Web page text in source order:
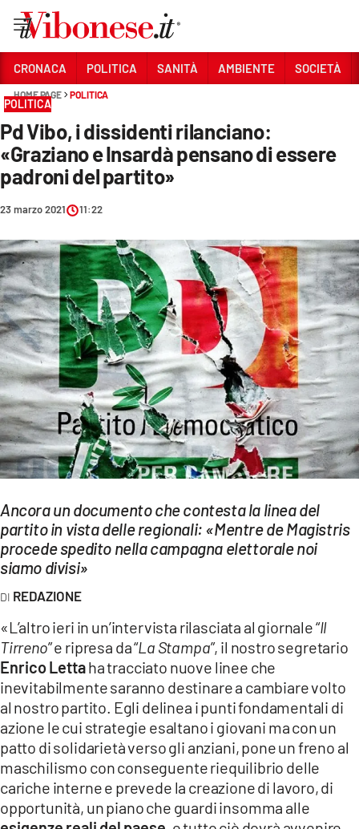
Sezioni
CRONACA
POLITICA
SOCIETÀ
CULTURA
ECONOMIA E LAVORO
EVENTI
SPORT
Streaming
LAC TV
LAC NETWORK
LAC ONAIR
LaC
LACPLAY.IT
LACTV.IT
LACONAIR.IT
LACITYMAG.IT
ILREGGINO.IT
COSENZACHANNEL.IT
CRONACA POLITICA SANITÀ AMBIENTE SOCIETÀ
HOME PAGE POLITICA
POLITICA
Pd Vibo, i dissidenti rilanciano:
«Graziano e Insardà pensano di essere
padroni del partito»
23 marzo 2021 11:22
Ancora un documento che contesta la linea del
partito in vista delle regionali: «Mentre de Magistris
procede spedito nella campagna elettorale noi
siamo divisi»
REDAZIONE
«L’altro ieri in un’intervista rilasciata al giornale “Il
Tirreno” e ripresa da “La Stampa”, il nostro segretario
Enrico Lettaha tracciato nuove linee che
inevitabilmente saranno destinare a cambiare volto
al nostro partito. Egli delinea i punti fondamentali di
azione le cui strategie esaltano i giovani ma con un
patto di solidarietà verso gli anziani, pone un freno al
maschilismo con conseguente riequilibrio delle
cariche interne e prevede la creazione di lavoro, di
opportunità, un piano che guardi insomma alle